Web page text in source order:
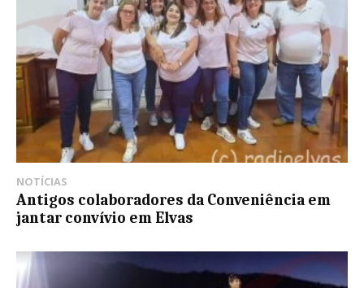
NOTÍCIAS
Antigos colaboradores da Conveniência em
jantar convívio em Elvas